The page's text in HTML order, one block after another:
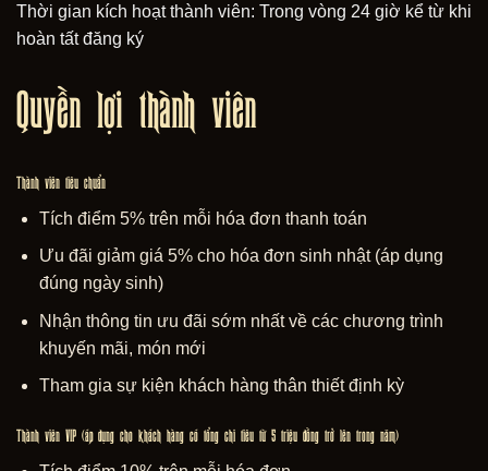
Thời gian kích hoạt thành viên: Trong vòng 24 giờ kể từ khi
hoàn tất đăng ký
Quyền lợi thành viên
Thành viên tiêu chuẩn
Tích điểm 5% trên mỗi hóa đơn thanh toán
Ưu đãi giảm giá 5% cho hóa đơn sinh nhật (áp dụng
đúng ngày sinh)
Nhận thông tin ưu đãi sớm nhất về các chương trình
khuyến mãi, món mới
Tham gia sự kiện khách hàng thân thiết định kỳ
Thành viên VIP (áp dụng cho khách hàng có tổng chi tiêu từ 5 triệu đồng trở lên trong năm)